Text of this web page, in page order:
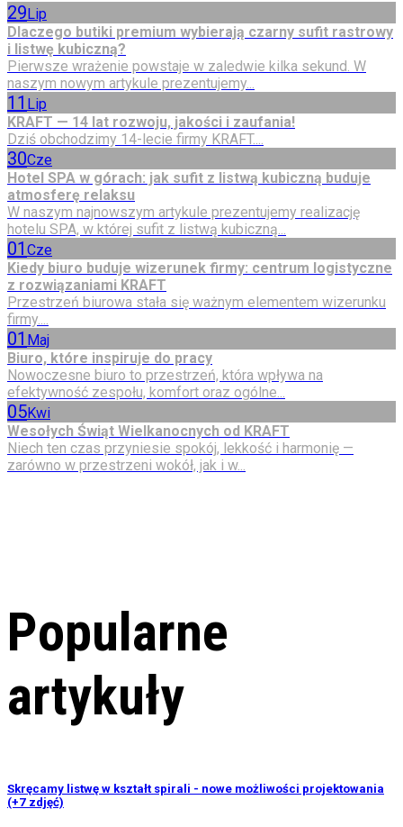
29Lip
Dlaczego butiki premium wybierają czarny sufit rastrowy
i listwę kubiczną?
Pierwsze wrażenie powstaje w zaledwie kilka sekund. W
naszym nowym artykule prezentujemy...
11 Lip
KRAFT — 14 lat rozwoju, jakości i zaufania!
Dziś obchodzimy 14-lecie firmy KRAFT....
30Cze
Hotel SPA w górach: jak sufit z listwą kubiczną buduje
atmosferę relaksu
W naszym najnowszym artykule prezentujemy realizację
hotelu SPA, w której sufit z listwą kubiczną...
01 Cze
Kiedy biuro buduje wizerunek firmy: centrum logistyczne
z rozwiązaniami KRAFT
Przestrzeń biurowa stała się ważnym elementem wizerunku
firmy....
01 Maj
Biuro, które inspiruje do pracy
Nowoczesne biuro to przestrzeń, która wpływa na
efektywność zespołu, komfort oraz ogólne...
05Kwi
Wesołych Świąt Wielkanocnych od KRAFT
Niech ten czas przyniesie spokój, lekkość i harmonię —
zarówno w przestrzeni wokół, jak i w...
Popularne
artykuły
Skręcamy listwę w kształt spirali - nowe możliwości projektowania
(+7 zdjęć)